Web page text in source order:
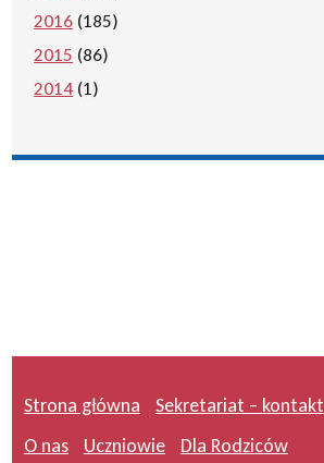
2016 (185)
2015 (86)
2014 (1)
Strona główna Sekretariat – kontakt
O nas
Uczniowie Dla Rodziców